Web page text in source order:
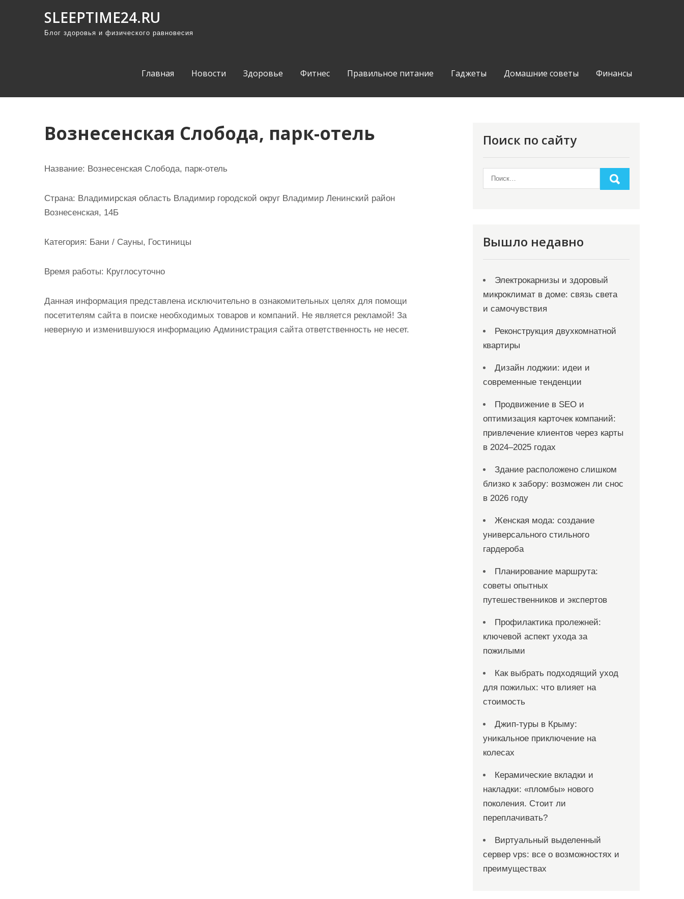
SLEEPTIME24.RU
Блог здоровья и физического равновесия
Главная Новости Здоровье Фитнес Правильное питание Гаджеты Домашние советы Финансы
Вознесенская Слобода, парк-отель
Название: Вознесенская Слобода, парк-отель
Страна: Владимирская область Владимир городской округ Владимир Ленинский район
Вознесенская, 14Б
Категория: Бани / Сауны, Гостиницы
Время работы: Круглосуточно
Данная информация представлена исключительно в ознакомительных целях для помощи
посетителям сайта в поиске необходимых товаров и компаний. Не является рекламой! За
неверную и изменившуюся информацию Администрация сайта ответственность не несет.
Поиск по сайту
Вышло недавно
Электрокарнизы и здоровый
микроклимат в доме: связь света
и самочувствия
Реконструкция двухкомнатной
квартиры
Дизайн лоджии: идеи и
современные тенденции
Продвижение в SEO и
оптимизация карточек компаний:
привлечение клиентов через карты
в 2024–2025 годах
Здание расположено слишком
близко к забору: возможен ли снос
в 2026 году
Женская мода: создание
универсального стильного
гардероба
Планирование маршрута:
советы опытных
путешественников и экспертов
Профилактика пролежней:
ключевой аспект ухода за
пожилыми
Как выбрать подходящий уход
для пожилых: что влияет на
стоимость
Джип-туры в Крыму:
уникальное приключение на
колесах
Керамические вкладки и
накладки: «пломбы» нового
поколения. Стоит ли
переплачивать?
Виртуальный выделенный
сервер vps: все о возможностях и
преимуществах